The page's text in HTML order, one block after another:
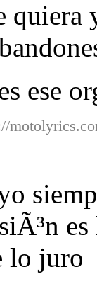
quiera
ese
lo juro